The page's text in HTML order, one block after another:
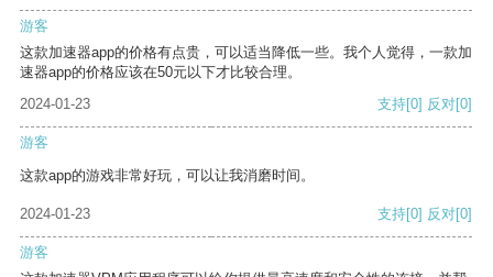
游客
这款加速器app的价格有点贵，可以适当降低一些。我个人觉得，一款加
速器app的价格应该在50元以下才比较合理。
2024-01-23
支持[0] 反对[0]
游客
这款app的游戏非常好玩，可以让我消磨时间。
2024-01-23 支持[0] 反对[0]
游客